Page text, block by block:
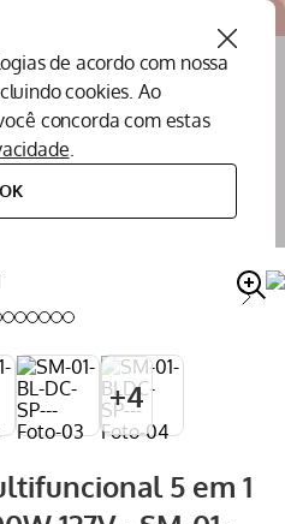
de acordo com nossa
cookies. Ao
concorda com estas
.
OK
secador de cabelos
+4
5 em 1